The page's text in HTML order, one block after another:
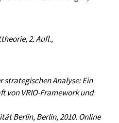
2. Aufl.,
strategischen Analyse: Ein
von VRIO-Framework und
Berlin, Berlin, 2010. Online